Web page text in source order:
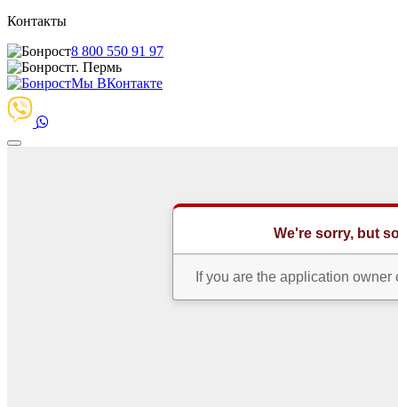
Контакты
8 800 550 91 97
г. Пермь
Мы ВКонтакте